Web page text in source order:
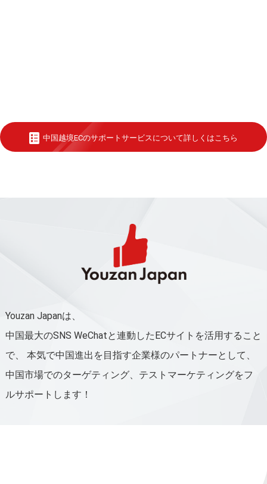
中国越境ECのサポートサービスについて詳しくはこちら
Youzan Japanは、
中国最大のSNS WeChatと連動したECサイトを活用すること
で、
本気で中国進出を目指す企業様のパートナーとして、
中国市場でのターゲティング、テストマーケティングをフ
ルサポートします！